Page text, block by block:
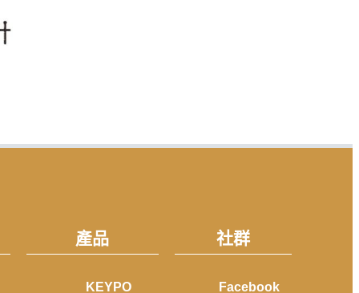
產品
KEYPO
社群
Facebook